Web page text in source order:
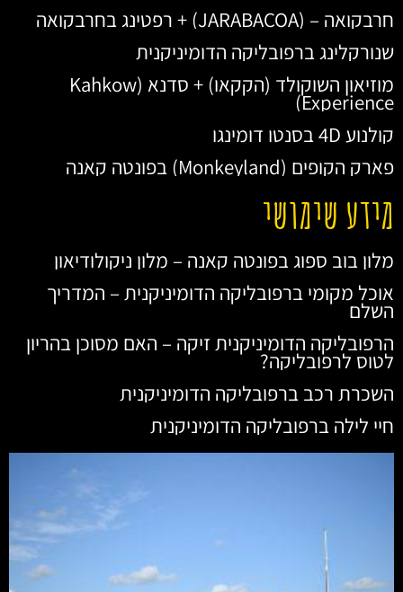
חרבקואה – (JARABACOA) + רפטינג בחרבקואה
שנורקלינג ברפובליקה הדומיניקנית
מוזיאון השוקולד (הקקאו) + סדנא (Kahkow
Experience)
קולנוע 4D בסנטו דומינגו
פארק הקופים (Monkeyland) בפונטה קאנה
מידע שימושי
מלון בוב ספוג בפונטה קאנה – מלון ניקולודיאון
אוכל מקומי ברפובליקה הדומיניקנית – המדריך
השלם
הרפובליקה הדומיניקנית זיקה – האם מסוכן בהריון
לטוס לרפובליקה?
השכרת רכב ברפובליקה הדומיניקנית
חיי לילה ברפובליקה הדומיניקנית